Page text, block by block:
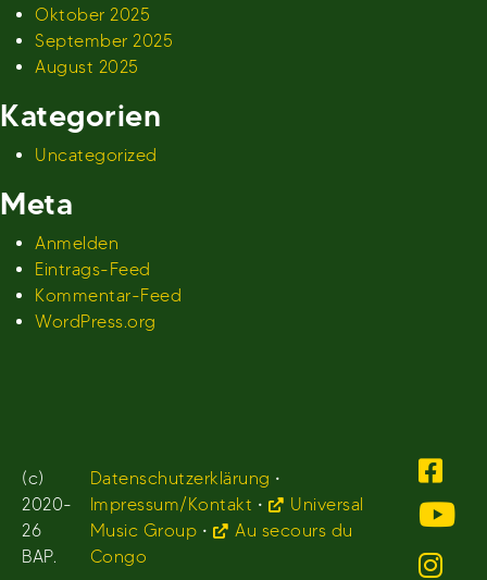
Oktober 2025
September 2025
August 2025
Kategorien
Uncategorized
Meta
Anmelden
Eintrags-Feed
Kommentar-Feed
WordPress.org
(c)
2020-
26
BAP.
Datenschutzerklärung •
Impressum/Kontakt •
Universal
Music Group •
Au secours du
Congo